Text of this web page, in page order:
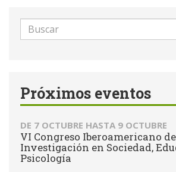
Formulario
de
Próximos eventos
DE 7 OCTUBRE HASTA 9 OCTUBRE
VI Congreso Iberoamericano de
Investigación en Sociedad,
Psicología